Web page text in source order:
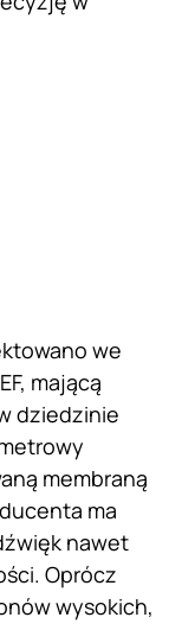
we
mającą
dziedzinie
membraną
ma
nawet
Oprócz
wysokich,